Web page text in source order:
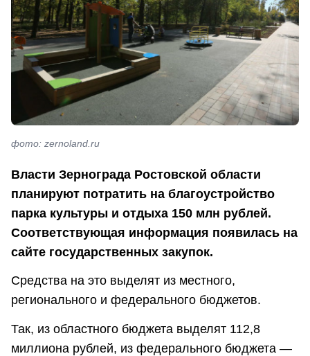
фото: zernoland.ru
Власти Зернограда Ростовской области
планируют потратить на благоустройство
парка культуры и отдыха 150 млн рублей.
Соответствующая информация появилась на
сайте государственных закупок.
Средства на это выделят из местного,
регионального и федерального бюджетов.
Так, из областного бюджета выделят 112,8
миллиона рублей, из федерального бюджета —